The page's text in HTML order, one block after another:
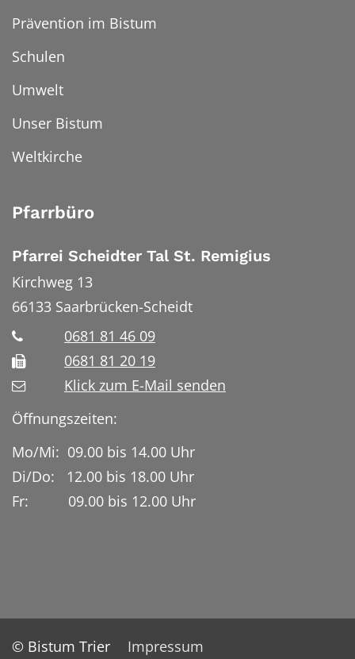
Prävention im Bistum
Schulen
Umwelt
Unser Bistum
Weltkirche
Pfarrbüro
Pfarrei Scheidter Tal St. Remigius
Kirchweg 13
66133 Saarbrücken-Scheidt
0681 81 46 09
0681 81 20 19
Klick zum E-Mail senden
Öffnungszeiten:
Mo/Mi: 09.00 bis 14.00 Uhr
Di/Do: 12.00 bis 18.00 Uhr
Fr: 09.00 bis 12.00 Uhr
© Bistum Trier Impressum